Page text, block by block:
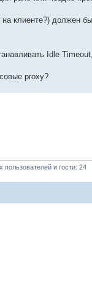
клиенте?) должен
Idle
proxy?
и гости: 24